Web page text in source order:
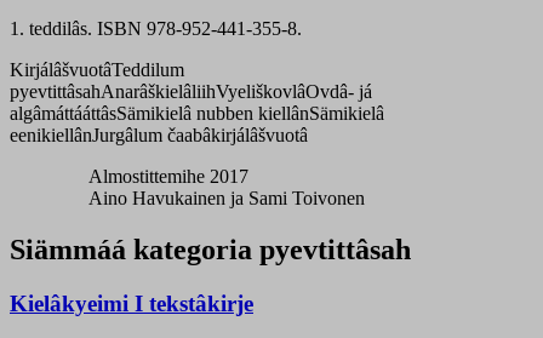
1. teddilâs. ISBN 978-952-441-355-8.
KirjálâšvuotâTeddilum
pyevtittâsahAnarâškielâliihVyeliškovlâOvdâ- já
algâmáttááttâsSämikielâ nubben kiellânSämikielâ
eenikiellânJurgâlum čaabâkirjálâšvuotâ
Almostittemihe 2017
Aino Havukainen ja Sami Toivonen
Siämmáá kategoria pyevtittâsah
Kielâkyeimi I tekstâkirje